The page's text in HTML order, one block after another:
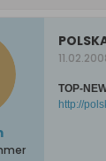
TOP-
http://